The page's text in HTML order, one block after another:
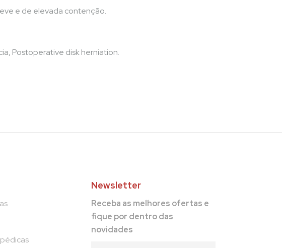
e de elevada contenção.
Postoperative disk herniation.
Newsletter
Receba as melhores ofertas e
fique por dentro das
novidades